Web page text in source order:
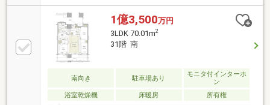
絡下さい。お問い合わせ専用フリーダイヤル 【0120-
104-633】
1億3,500万円
3LDK 70.01m2
31階 南
南向き 駐車場あり
モニタ付インターホ
ン
浴室乾燥機
床暖房 所有権